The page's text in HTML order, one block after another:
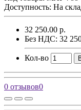
Доступность: На
32 250.00 р.
Без НДС: 32
Кол-во
0 отзывов0